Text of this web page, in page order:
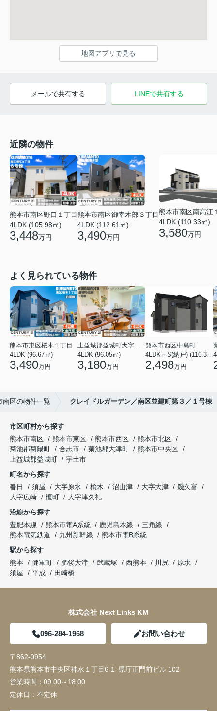
地図アプリで見る
メールで共有する LINEで共有する
近隣の物件
熊本市南区野口１丁目
4LDK (105.98㎡)
3,448万円
熊本市南区御幸木部３丁目
4LDK (112.61㎡)
3,490万円
熊本市南区南高江
4LDK (110.33㎡)
3,580万円
よく見られている物件
熊本市東区桜木１丁目
4LDK (96.67㎡)
3,490万円
上益城郡益城町大字広崎
4LDK (96.05㎡)
3,180万円
熊本市西区中島町
4LDK＋S(納戸) (110.37㎡)
2,498万円
南区の物件一覧 クレイドルガーデン／南区並建町第３／１号棟
市区町村から探す
熊本市南区
熊本市東区 熊本市西区
熊本市北区
菊池郡菊陽町
合志市 菊池郡大津町
熊本市中央区
上益城郡益城町
宇土市
町名から探す
春日
須屋 大字原水 楡木 沼山津 大字大津
幾久富
大字広崎
榎町
大字津久礼
沿線から探す
豊肥本線
熊本市電A系統 鹿児島本線
三角線
熊本電気鉄道
九州新幹線
熊本市電B系統
駅から探す
熊本
健軍町 肥後大津 武蔵塚 西熊本 川尻
原水
須屋
平成 田崎橋
株式会社 Next Links KM
096-284-1968 お問い合わせ
〒862-0954
熊本県熊本市中央区神水１丁目6-1 県庁正門前ビル 102
営業時間： 09:00～18:00
定休日： 不定休